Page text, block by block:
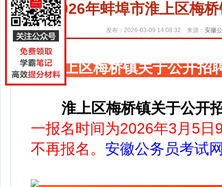
2026年蚌埠市淮上区梅
发布：2026-03-09 14:08:32 来源： 安徽
淮上区梅桥镇关于公开招
淮上区梅桥镇关于公开
一报名时间为2026年3月5
不再报名。 安徽公务员考试